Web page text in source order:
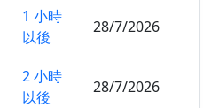
1 小時
以後
28/7/2026
2 小時
以後
28/7/2026